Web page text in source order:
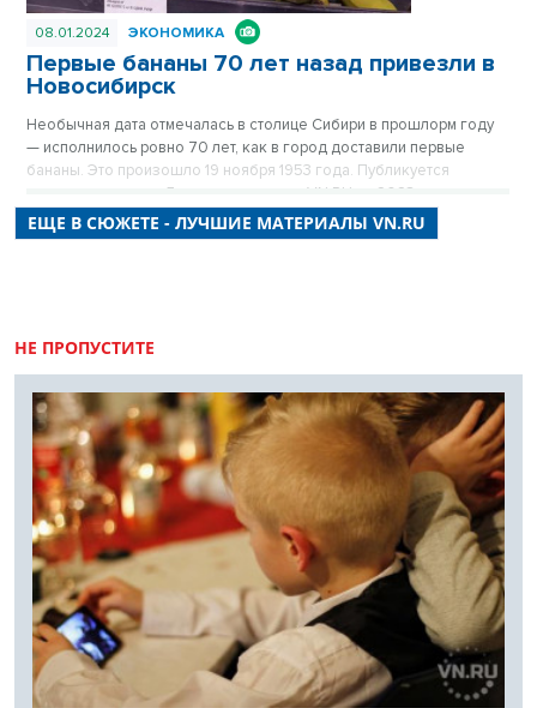
08.01.2024 ЭКОНОМИКА
Первые бананы 70 лет назад привезли в
Новосибирск
Необычная дата отмечалась в столице Сибири в прошлорм году
— исполнилось ровно 70 лет, как в город доставили первые
бананы. Это произошло 19 ноября 1953 года. Публикуется
повторно в цикле «Лучшие материалы VN.RU за 2023 год».
ЕЩЕ В СЮЖЕТЕ - ЛУЧШИЕ МАТЕРИАЛЫ VN.RU
НЕ ПРОПУСТИТЕ